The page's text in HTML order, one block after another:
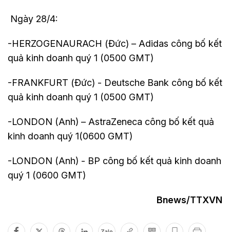
Ngày 28/4:
-HERZOGENAURACH (Đức) – Adidas công bố kết
quả kinh doanh quý 1 (0500 GMT)
-FRANKFURT (Đức) - Deutsche Bank công bố kết
quả kinh doanh quý 1 (0500 GMT)
-LONDON (Anh) – AstraZeneca công bố kết quả
kinh doanh quý 1(0600 GMT)
-LONDON (Anh) - BP công bố kết quả kinh doanh
quý 1 (0600 GMT)
Bnews/TTXVN